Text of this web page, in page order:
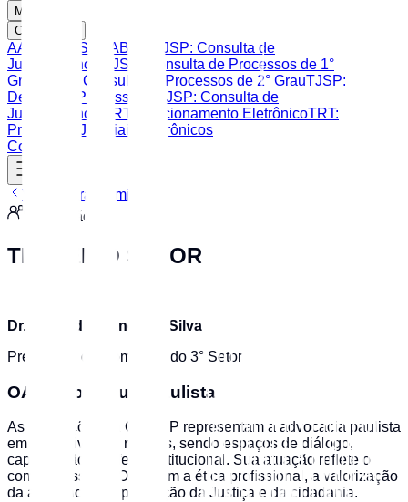
Mais
Consultas
AASP CAASP OAB SP
TJSP: Consulta de
Jurisprudência
TJSP: Consulta de Processos de 1°
Grau
TJSP: Consulta de Processos de 2° GrauTJSP:
Despesas Processuais
TJSP: Consulta de
Jurisprudência
TRT: Peticionamento EletrônicoTRT:
Processos Judiciais Eletrônicos
Contato
Voltar para Comissões
Comissão
TERCEIRO SETOR
Dr. Amarildo França da Silva
Presidente da Comissão do 3° Setor
OAB São Miguel Paulista
As Subseções da OAB/SP representam a advocacia paulista
em suas diversas regiões, sendo espaços de diálogo,
capacitação e defesa institucional. Sua atuação reflete o
compromisso da OAB com a ética profissional, a valorização
da advocacia e a promoção da Justiça e da cidadania.